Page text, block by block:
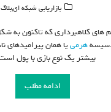
بازاریابی شبکه ای,بلاگ
های کلاهبرداری که تاکنون به
هرمییا همان پیرامیدهای
بیشتر یک نوع بازی با پول
ادامه مطلب